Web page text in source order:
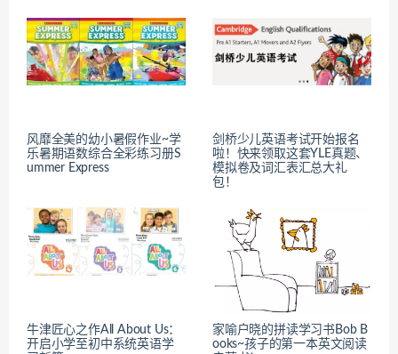
风靡全美的幼小暑假作业~学
乐暑期语数综合全彩练习册S
ummer Express
剑桥少儿英语考试开始报名
啦！快来领取这套YLE真题、
模拟卷及词汇表汇总大礼
包！
牛津匠心之作All About Us：
开启小学至初中系统英语学
家喻户晓的拼读学习书Bob B
ooks~孩子的第一本英文阅读